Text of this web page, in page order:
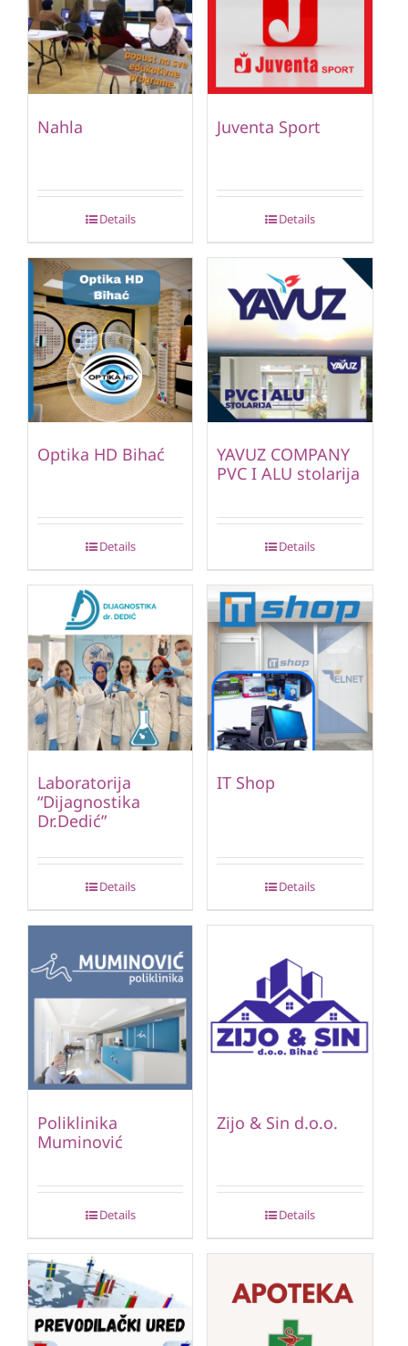
Nahla
Details
Juventa Sport
Details
Optika HD Bihać
Details
YAVUZ COMPANY
PVC I ALU stolarija
Details
Laboratorija
“Dijagnostika
Dr.Dedić”
Details
IT Shop
Details
Poliklinika
Muminović
Details
Zijo & Sin d.o.o.
Details